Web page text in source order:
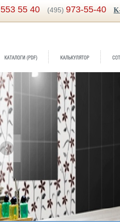
553 55 40 (495) 973-55-40
Бренд:Венеция
Коллекция:Березакерамика